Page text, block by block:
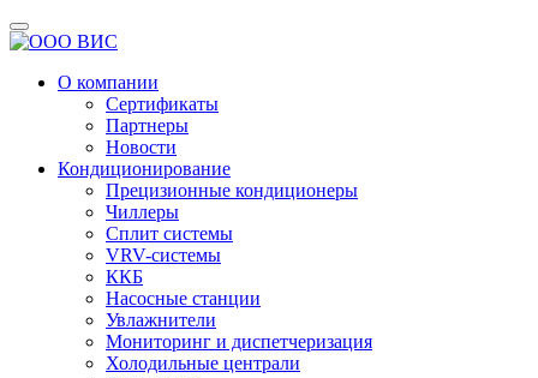
О компании
Сертификаты
Партнеры
Новости
Кондиционирование
Прецизионные кондиционеры
Чиллеры
Сплит системы
VRV-системы
ККБ
Насосные станции
Увлажнители
Мониторинг и диспетчеризация
Холодильные централи